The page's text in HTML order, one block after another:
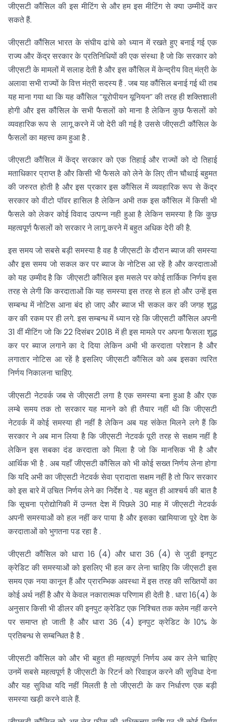
जीएसटी कौंसिल की इस मीटिंग से और हम इस मीटिंग से क्या उम्मीदें कर
सकते हैं.
जीएसटी कौंसिल भारत के संघीय ढांचे को ध्यान में रखते हुए बनाई गई एक
राज्य और केंद्र सरकार के प्रतिनिधियों की एक संस्था है जो कि सरकार को
जीएसटी के मामलों में सलाह देती है और इस कौंसिल में केन्द्रीय वित् मंत्री के
अलावा सभी राज्यों के वित्त मंत्री सदस्य हैं . जब यह कौंसिल बनाई गई थी तब
यह माना गया था कि यह कौंसिल “यूरोपीयन यूनियन” की तरह ही शक्तिशाली
होगी और इस कौंसिल के सभी फैसलों को माना है लेकिन कुछ फैसलों को
व्यवहारिक रूप से लागू करने में जो देरी की गई है उससे जीएसटी कौंसिल के
फैसलों का महत्त्व कम हुआ है .
जीएसटी कौंसिल में केंद्र सरकार को एक तिहाई और राज्यों को दो तिहाई
मताधिकार प्राप्त है और किसी भी फैसले को लेने के लिए तीन चौथाई बहुमत
की जरुरत होती है और इस प्रकार इस कौंसिल में व्यवहारिक रूप से केंद्र
सरकार को वीटो पॉवर हासिल है लेकिन अभी तक इस कौंसिल में किसी भी
फैसले को लेकर कोई विवाद उत्पन्न नही हुआ है लेकिन समस्या है कि कुछ
महत्वपूर्ण फैसलों को सरकार ने लागू करने में बहुत अधिक देरी की है.
इस समय जो सबसे बड़ी समस्या है वह है जीएसटी के दौरान ब्याज की समस्या
और इस समय जो सकल कर पर ब्याज के नोटिस आ रहें है और करदाताओं
को यह उम्मीद है कि जीएसटी कौंसिल इस मसले पर कोई तार्किक निर्णय इस
तरह से लेगी कि करदाताओं कि यह समस्या इस तरह से हल हो और उन्हें इस
सम्बन्ध में नोटिस आना बंद हो जाए और ब्याज भी सकल कर की जगह शुद्ध
कर की रकम पर ही लगे. इस सम्बन्ध में ध्यान रहे कि जीएसटी कौंसिल अपनी
31 वीं मीटिंग जो कि 22 दिसंबर 2018 में ही इस मामले पर अपना फैसला शुद्ध
कर पर ब्याज लगाने का दे दिया लेकिन अभी भी करदाता परेशान है और
लगातार नोटिस आ रहें है इसलिए जीएसटी कौंसिल को अब इसका त्वरित
निर्णय निकालना चाहिए.
जीएसटी नेटवर्क जब से जीएसटी लगा है एक समस्या बना हुआ है और एक
लम्बे समय तक तो सरकार यह मानने को ही तैयार नहीं थी कि जीएसटी
नेटवर्क में कोई समस्या ही नहीं है लेकिन अब यह संकेत मिलने लगे हैं कि
सरकार ने अब मान लिया है कि जीएसटी नेटवर्क पूरी तरह से सक्षम नहीं है
लेकिन इस सबका दंड करदाता को मिला है जो कि मानसिक भी है और
आर्थिक भी है . अब यहाँ जीएसटी कौंसिल को भी कोई सख्त निर्णय लेना होगा
कि यदि अभी का जीएसटी नेटवर्क सेवा प्रादाता सक्षम नहीं है तो फिर सरकार
को इस बारे में उचित निर्णय लेने का निर्देश दे . यह बहुत ही आश्चर्य की बात है
कि सूचना प्रोद्योगिकी में उन्नत देश में पिछले 30 माह में जीएसटी नेटवर्क
अपनी समस्याओं को हल नहीं कर पाया है और इसका खामियाजा पूरे देश के
करदाताओं को भुगतना पड रहा है .
जीएसटी कौंसिल को धारा 16 (4) और धारा 36 (4) से जुडी इनपुट
क्रेडिट की समस्याओं को इसलिए भी हल कर लेना चाहिए कि जीएसटी इस
समय एक नया कानून हैं और प्रारम्भिक अवस्था में इस तरह की सख्तियों का
कोई अर्थ नहीं है और ये केवल नकारात्मक परिणाम ही देती है . धारा 16(4) के
अनुसार किसी भी डीलर की इनपुट क्रेडिट एक निश्चित तक क्लेम नहीं करने
पर समाप्त हो जाती है और धारा 36 (4) इनपुट क्रेडिट के 10% के
प्रतिबन्ध से सम्बन्धित है है .
जीएसटी कौंसिल को और भी बहुत ही महत्वपूर्ण निर्णय अब कर लेने चाहिए
उनमें सबसे महत्वपूर्ण है जीएसटी के रिटर्न को रिवाइज करने की सुविधा देना
और यह सुविधा यदि नहीं मिलती है तो जीएसटी के कर निर्धारण एक बड़ी
समस्या खड़ी करने वाले हैं.